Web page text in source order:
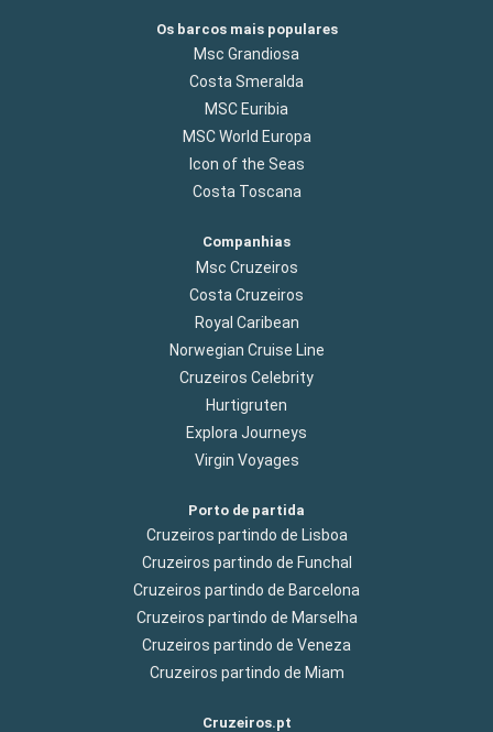
Os barcos mais populares
Msc Grandiosa
Costa Smeralda
MSC Euribia
MSC World Europa
Icon of the Seas
Costa Toscana
Companhias
Msc Cruzeiros
Costa Cruzeiros
Royal Caribean
Norwegian Cruise Line
Cruzeiros Celebrity
Hurtigruten
Explora Journeys
Virgin Voyages
Porto de partida
Cruzeiros partindo de Lisboa
Cruzeiros partindo de Funchal
Cruzeiros partindo de Barcelona
Cruzeiros partindo de Marselha
Cruzeiros partindo de Veneza
Cruzeiros partindo de Miam
Cruzeiros.pt